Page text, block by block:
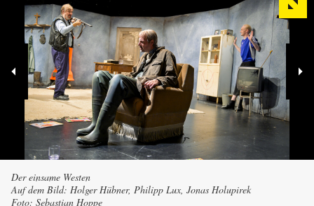
Der einsame Westen
Auf dem Bild: Holger Hübner, Philipp Lux, Jonas Holupirek
Foto: Sebastian Hoppe